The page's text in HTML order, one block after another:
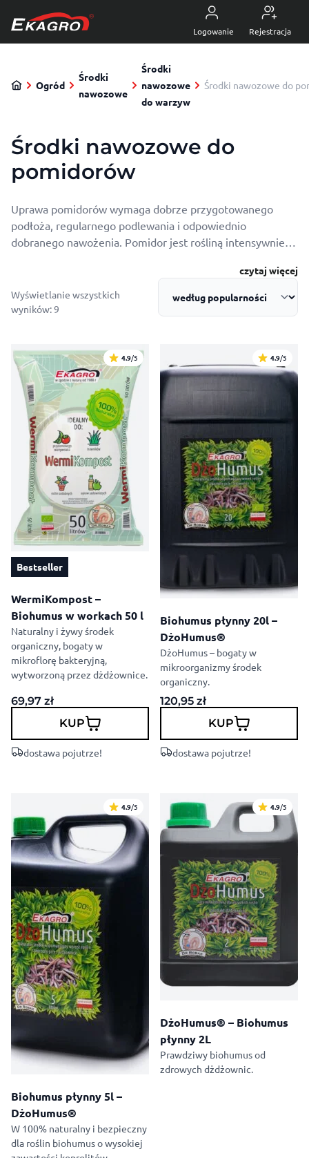
Logowanie Rejestracja
5.0 z 4470 opinii
Ogród
Środki
nawozowe
Środki
nawozowe
do warzyw
Środki nawozowe do
Środki nawozowe do
pomidorów
Uprawa pomidorów wymaga dobrze przygotowanego
podłoża, regularnego podlewania i odpowiednio
dobranego nawożenia. Pomidor jest rośliną intensywnie
sezonu potrzebuje stałego dostępu do składników
odżywczych. Odpowiedni nawóz do pomidorów wspiera
budowę zdrowego systemu korzeniowego, pomaga
czytaj więcej
Wyświetlanie wszystkich
wyników: 9
Bestseller
4.9/5
WermiKompost –
Biohumus w workach 50 l
Naturalny i żywy środek
organiczny, bogaty w
mikroflorę bakteryjną,
wytworzoną przez dżdżownice.
69,97 zł
KUP
dostawa pojutrze!
4.9/5
Biohumus płynny 20l –
DżoHumus®
DżoHumus – bogaty w
mikroorganizmy środek
organiczny.
120,95 zł
KUP
dostawa pojutrze!
4.9/5
Biohumus płynny 5l –
DżoHumus®
W 100% naturalny i bezpieczny
dla roślin biohumus o wysokiej
4.9/5
DżoHumus® – Biohumus
płynny 2L
Prawdziwy biohumus od
zdrowych dżdżownic.